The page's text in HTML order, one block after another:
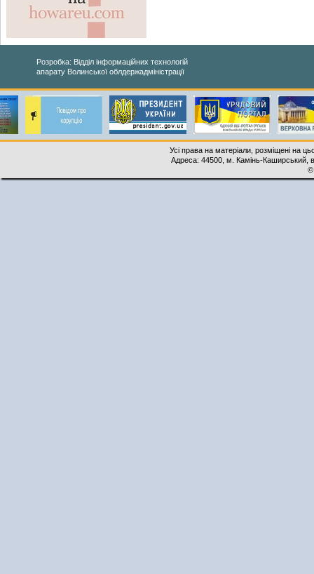
Розробка: Відділ інформаційних технологій
апарату Волинської облдержадміністрації
Усі права на матеріали, розміщені на
Адреса: 44500, м. Камінь-Каширський,
©